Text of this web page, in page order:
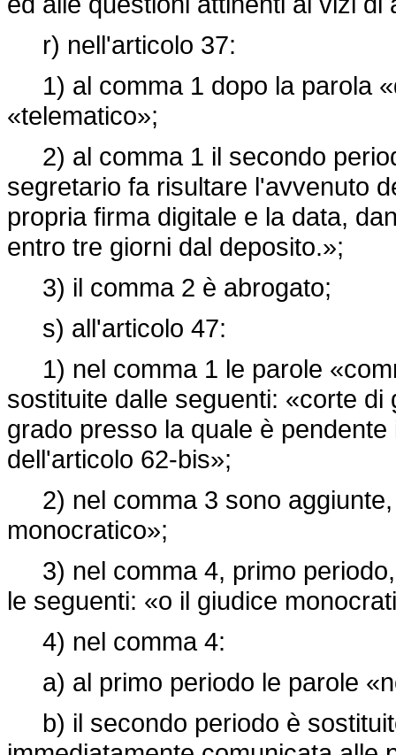
r) nell'articolo 37:
1) al comma 1 dopo la parola
«telematico»;
2) al comma 1 il secondo
segretario fa risultare l'avvenuto
propria firma digitale e la data,
entro tre giorni dal deposito.»;
3) il comma 2 è abrogato;
s) all'articolo 47:
1) nel comma 1 le parole
sostituite dalle seguenti: «corte
grado presso la quale è
dell'articolo 62-bis»;
2) nel comma 3 sono aggiunte,
monocratico»;
3) nel comma 4, primo
le seguenti: «o il giudice
4) nel comma 4:
a) al primo periodo le parole
b) il secondo periodo è